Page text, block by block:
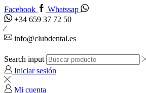
Facebook
Whatssap
+34 659 37 72 50
info@clubdental.es
Search input
Iniciar sesión
Mi cuenta